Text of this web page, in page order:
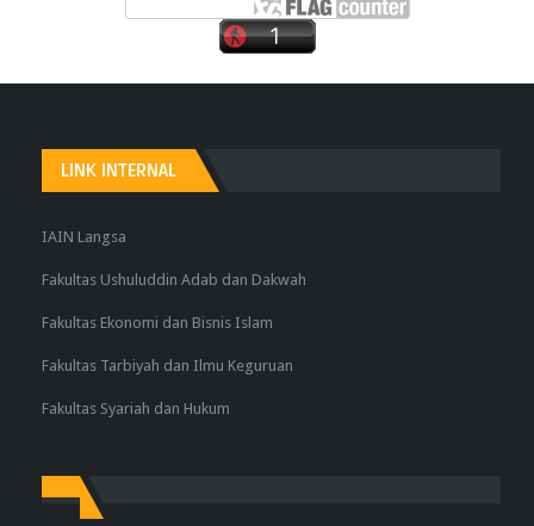
LINK INTERNAL
IAIN Langsa
Fakultas Ushuluddin Adab dan Dakwah
Fakultas Ekonomi dan Bisnis Islam
Fakultas Tarbiyah dan Ilmu Keguruan
Fakultas Syariah dan Hukum